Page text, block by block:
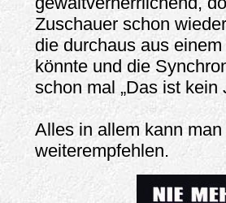
Zuschauer schon
die durchaus aus
könnte und die
schon mal „Das ist
Alles in allem kann
weiterempfehlen.